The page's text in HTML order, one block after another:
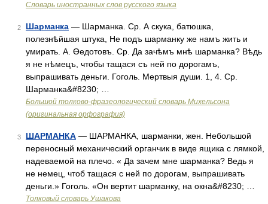
Словарь иностранных слов русского языка
2 Шарманка — Шарманка. Ср. А скука, батюшка,
полезнѣйшая штука, Не подъ шарманку же намъ жить и
умирать. А. Ѳедотовъ. Ср. Да зачѣмъ мнѣ шарманка? Вѣдь
я не нѣмецъ, чтобы тащася съ ней по дорогамъ,
выпрашивать деньги. Гоголь. Мертвыя души. 1, 4. Ср.
Шарманка&#8230; …
Большой толково-фразеологический словарь Михельсона
(оригинальная орфография)
3 ШАРМАНКА — ШАРМАНКА, шарманки, жен. Небольшой
переносный механический органчик в виде ящика с лямкой,
надеваемой на плечо. « Да зачем мне шарманка? Ведь я
не немец, чтоб тащася с ней по дорогам, выпрашивать
деньги.» Гоголь. «Он вертит шарманку, на окна&#8230; …
Толковый словарь Ушакова